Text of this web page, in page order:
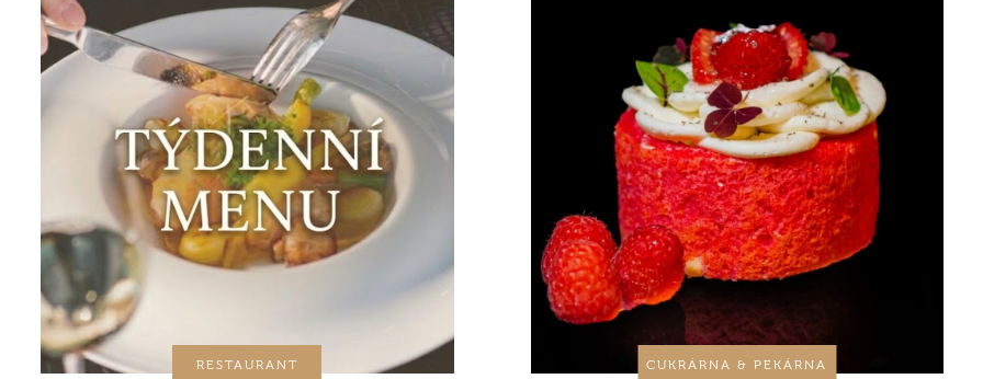
RESTAURANT CUKRÁRNA & PEKÁRNA